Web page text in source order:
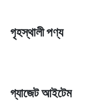
গৃহস্থালী পণ্য
গ্যাজেট আইটেম